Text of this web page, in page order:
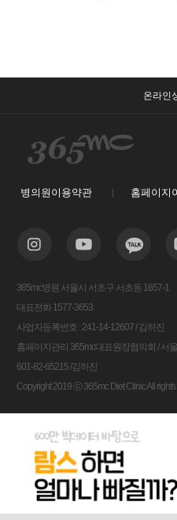
비용안내
온라인
병의원이용약관 홈페이지
365mc병원 서울시 서초구 서초동 1657-1
대표전화 1577-3653
사업자등록번호 : 241-14-12607 / 김하진
홈페이지관리 365mc대표원장협의회 / 서
601-82-65215 /김하진
Copyright 2019 ⓒ 365mc Diet Clinic All rights